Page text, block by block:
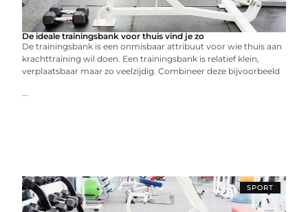
De ideale trainingsbank voor thuis vind je zo
De trainingsbank is een onmisbaar attribuut voor wie thuis aan
krachttraining wil doen. Een trainingsbank is relatief klein,
verplaatsbaar maar zo veelzijdig. Combineer deze bijvoorbeeld
...
SPORT